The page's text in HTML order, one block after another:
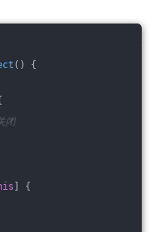
()
{
闭
] {